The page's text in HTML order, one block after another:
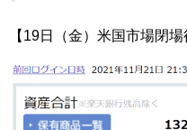
【19日（金）米国市場閉場